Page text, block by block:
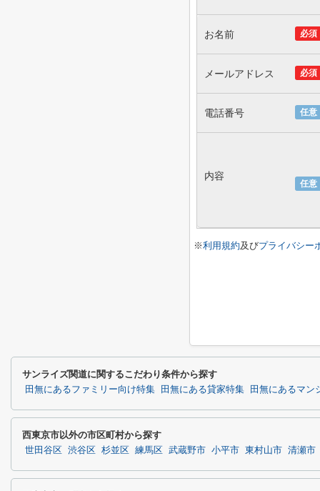
必須
お名前
必須
メールアドレス
任意
電話番号
任意
内容
※利用規約及びプライバシー
サンライズ関道に関するこだわり条件から探す
田無にあるファミリー向け特集 田無にある貸家特集 田無にあるマン
西東京市以外の市区町村から探す
世田谷区 渋谷区 杉並区 練馬区 武蔵野市 小平市 東村山市 清瀬市